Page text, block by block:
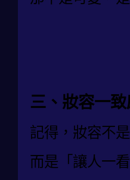
三、妝容一
記得，妝容不
而是「讓人一